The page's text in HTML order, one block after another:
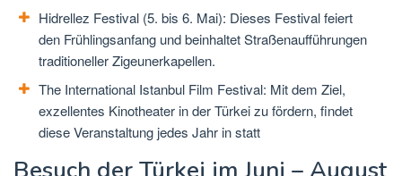
Hidrellez Festival (5. bis 6. Mai): Dieses Festival feiert
den Frühlingsanfang und beinhaltet Straßenaufführungen
traditioneller Zigeunerkapellen.
The International Istanbul Film Festival: Mit dem Ziel,
exzellentes Kinotheater in der Türkei zu fördern, findet
diese Veranstaltung jedes Jahr in statt